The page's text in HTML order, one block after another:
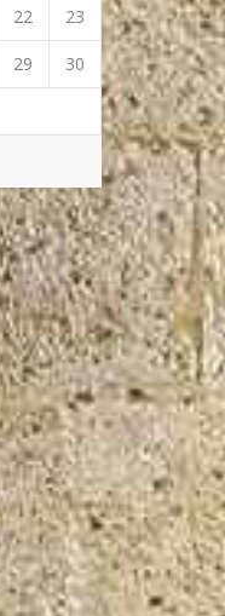
22 23
29 30